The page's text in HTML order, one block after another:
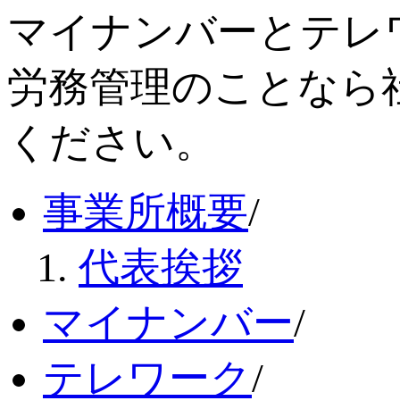
マイナンバーとテ
労務管理のことなら
ください。
事業所概要/
代表挨拶
マイナンバー/
テレワーク/